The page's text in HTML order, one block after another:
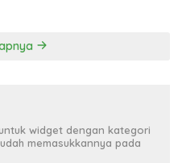
widget dengan kategori
memasukkannya pada